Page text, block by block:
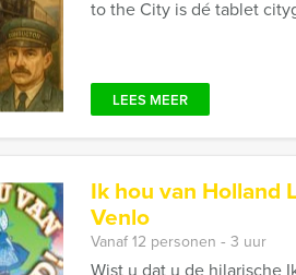
to the City is dé tablet
LEES MEER
Ik hou van Holland
Venlo
Vanaf 12 personen ‐ 3 uur
Wist u dat u de hilarische